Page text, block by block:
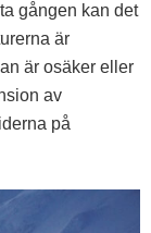
gången kan det
är
är osäker eller
av
på